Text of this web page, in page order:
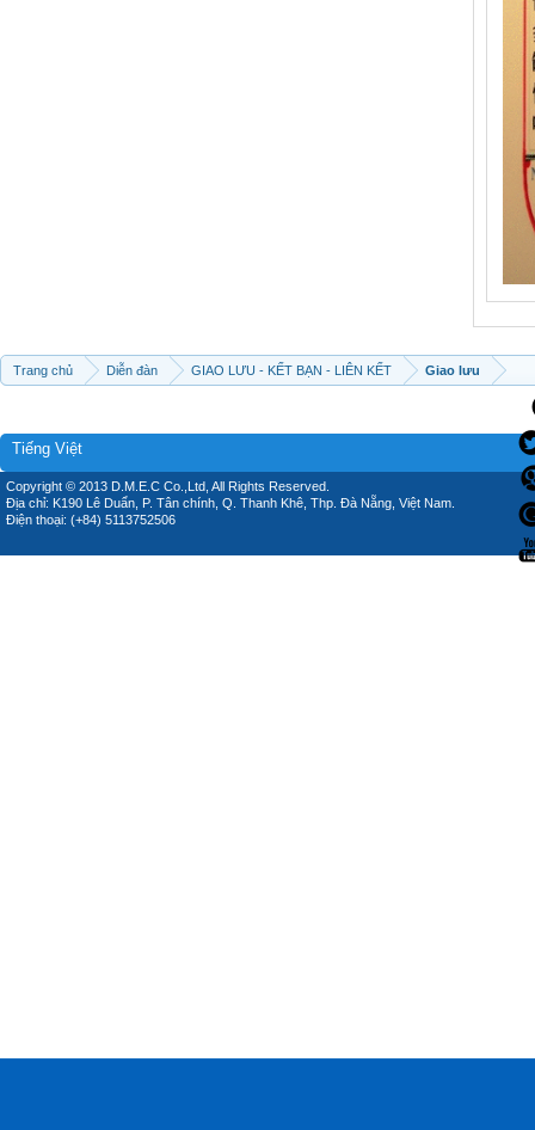
Trang chủ Diễn đàn GIAO LƯU - KẾT BẠN - LIÊN KẾT Giao lưu
Tiếng Việt
Copyright © 2013 D.M.E.C Co.,Ltd, All Rights Reserved.
Địa chỉ: K190 Lê Duẩn, P. Tân chính, Q. Thanh Khê, Thp. Đà Nẵng, Việt Nam.
Điện thoại: (+84) 5113752506